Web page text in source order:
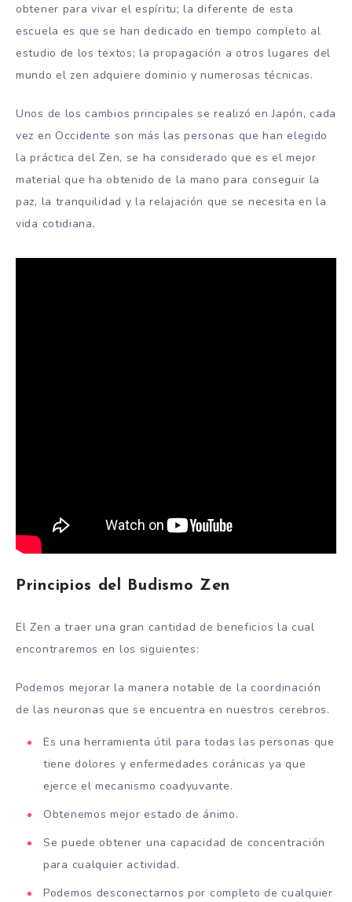
obtener para vivar el espíritu; la diferente de esta
escuela es que se han dedicado en tiempo completo al
estudio de los textos; la propagación a otros lugares del
mundo el zen adquiere dominio y numerosas técnicas.
Unos de los cambios principales se realizó en Japón, cada
vez en Occidente son más las personas que han elegido
la práctica del Zen, se ha considerado que es el mejor
material que ha obtenido de la mano para conseguir la
paz, la tranquilidad y la relajación que se necesita en la
vida cotidiana.
Principios del Budismo Zen
El Zen a traer una gran cantidad de beneficios la cual
encontraremos en los siguientes:
Podemos mejorar la manera notable de la coordinación
de las neuronas que se encuentra en nuestros cerebros.
Es una herramienta útil para todas las personas que
tiene dolores y enfermedades coránicas ya que
ejerce el mecanismo coadyuvante.
Obtenemos mejor estado de ánimo.
Se puede obtener una capacidad de concentración
para cualquier actividad.
Podemos desconectarnos por completo de cualquier